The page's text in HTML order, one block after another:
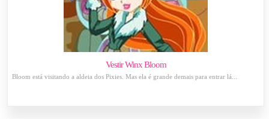
Vestir Winx Bloom
Bloom está visitando a aldeia dos Pixies. Mas ela é grande demais para entrar lá...